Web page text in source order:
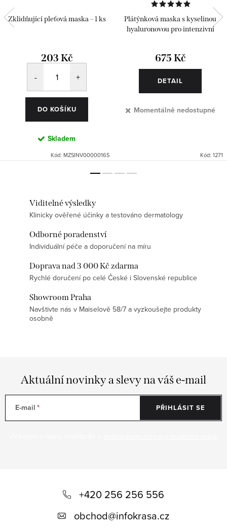
Zklidňující pleťová maska – 1 ks
203 Kč
DO KOŠÍKU
Skladem
Kód: MZSINV0000016S
Plátýnková maska s kyselinou
hyaluronovou pro intenzivní
675 Kč
DETAIL
Momentálně nedostupné
Kód: 1271
Viditelné výsledky
Klinicky ověřené účinky a testováno dermatology
Odborné poradenství
Individuální péče a doporučení na míru
Doprava nad 3 000 Kč zdarma
Rychlé doručení po celé České i Slovenské republice
Showroom Praha
Navštivte nás v Maiselově 58/7 a vyzkoušejte produkty
osobně
Aktuální novinky a slevy na váš e-mail
E-mail PŘIHLÁSIT SE
+420 256 256 556
obchod@infokrasa.cz